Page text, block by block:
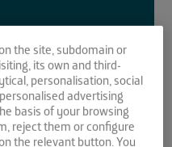
the site, subdomain or
its own and third-
personalisation, social
advertising
basis of your browsing
reject them or configure
the relevant button. You